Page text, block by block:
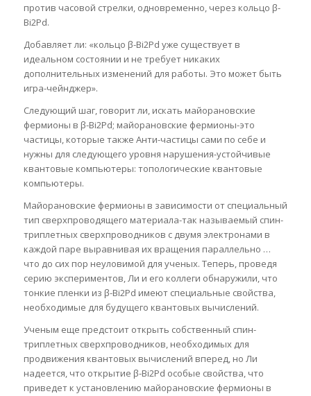
против часовой стрелки, одновременно, через кольцо β-
Bi2Pd.
Добавляет ли: «кольцо β-Bi2Pd уже существует в
идеальном состоянии и не требует никаких
дополнительных изменений для работы. Это может быть
игра-чейнджер».
Следующий шаг, говорит ли, искать майорановские
фермионы в β-Bi2Pd; майорановские фермионы-это
частицы, которые также Анти-частицы сами по себе и
нужны для следующего уровня нарушения-устойчивые
квантовые компьютеры: топологические квантовые
компьютеры.
Майорановские фермионы в зависимости от специальный
тип сверхпроводящего материала-так называемый спин-
триплетных сверхпроводников с двумя электронами в
каждой паре выравнивая их вращения параллельно …
что до сих пор неуловимой для ученых. Теперь, проведя
серию экспериментов, Ли и его коллеги обнаружили, что
тонкие пленки из β-Bi2Pd имеют специальные свойства,
необходимые для будущего квантовых вычислений.
Ученым еще предстоит открыть собственный спин-
триплетных сверхпроводников, необходимых для
продвижения квантовых вычислений вперед, но Ли
надеется, что открытие β-Bi2Pd особые свойства, что
приведет к установлению майорановские фермионы в